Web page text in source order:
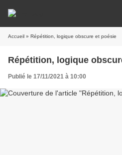
Accueil » Répétition, logique obscure et poésie
Répétition, logique
Publié le 17/11/2021 à 10:00